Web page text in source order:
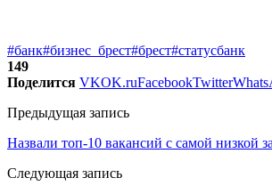
#банк#бизнес_брест#брест#статусбанк
149
Поделится VKOK.ruFacebookTwitter
Предыдущая запись
Назвали топ-10 вакансий с самой низкой
Следующая запись